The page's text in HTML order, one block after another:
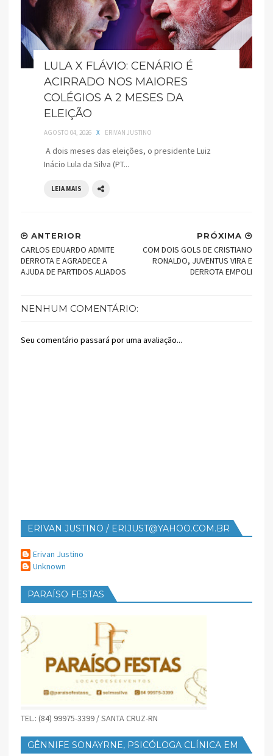
LULA X FLÁVIO: CENÁRIO É
ACIRRADO NOS MAIORES
COLÉGIOS A 2 MESES DA
ELEIÇÃO
AGOSTO 04, 2026 X ERIVAN JUSTINO
A dois meses das eleições, o presidente Luiz
Inácio Lula da Silva (PT...
LEIA MAIS
PRÓXIMA
COM DOIS GOLS DE CRISTIANO
RONALDO, JUVENTUS VIRA E
DERROTA EMPOLI
ANTERIOR
CARLOS EDUARDO ADMITE
DERROTA E AGRADECE A
AJUDA DE PARTIDOS ALIADOS
NENHUM COMENTÁRIO:
Seu comentário passará por uma avaliação...
ERIVAN JUSTINO / ERIJUST@YAHOO.COM.BR
Erivan Justino
Unknown
PARAÍSO FESTAS
TEL.: (84) 99975-3399 / SANTA CRUZ-RN
GÊNNIFE SONAYRNE, PSICÓLOGA CLÍNICA EM